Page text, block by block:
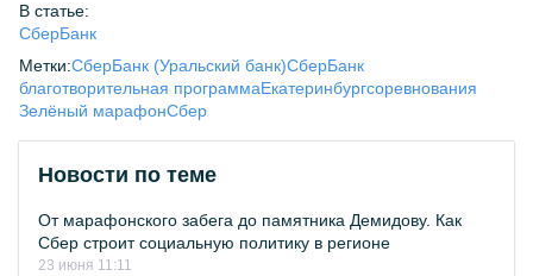
В статье:
СберБанк
Метки:СберБанк (Уральский банк)СберБанк
благотворительная программаЕкатеринбургсоревнования
Зелёный марафонСбер
Новости по теме
От марафонского забега до памятника Демидову. Как
Сбер строит социальную политику в регионе
23 июня 11:11